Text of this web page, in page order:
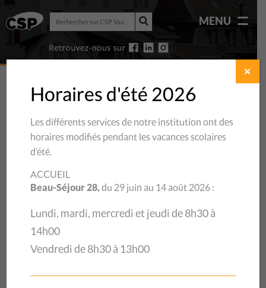
Rechercher
sur
CSP
Vaud
Rechercher
CSP
Vaud
MENU
25/06/2026
Horaires d'été 2026
Les différents services de notre institution ont des
horaires modifiés pendant les vacances scolaires
d’été.
ACCUEIL
Beau-Séjour 28,du 29 juin au 14 août 2026 :
Lundi, mardi, mercredi et jeudi de 8h30 à
14h00
Vendredi de 8h30 à 13h00
✕